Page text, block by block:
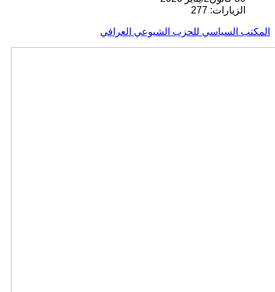
الزيارات: 277
المكتب السياسي للحزب الشيوعي العراقي